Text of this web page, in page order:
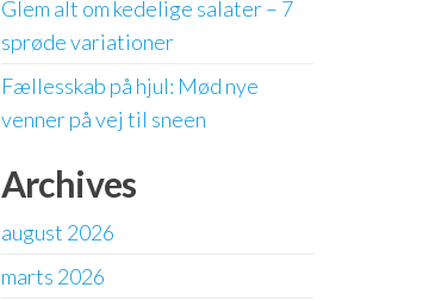
Glem alt om kedelige salater – 7
sprøde variationer
Fællesskab på hjul: Mød nye
venner på vej til sneen
Archives
august 2026
marts 2026